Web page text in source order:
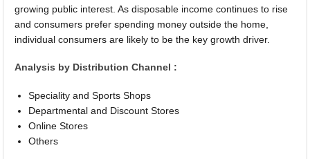
growing public interest. As disposable income continues to rise
and consumers prefer spending money outside the home,
individual consumers are likely to be the key growth driver.
Analysis by Distribution Channel :
Speciality and Sports Shops
Departmental and Discount Stores
Online Stores
Others